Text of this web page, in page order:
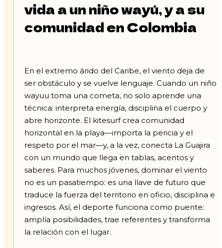
vida a un niño wayú, y a su
comunidad en Colombia
En el extremo árido del Caribe, el viento deja de
ser obstáculo y se vuelve lenguaje. Cuando un niño
wayuu toma una cometa, no solo aprende una
técnica: interpreta energía, disciplina el cuerpo y
abre horizonte. El kitesurf crea comunidad
horizontal en la playa—importa la pericia y el
respeto por el mar—y, a la vez, conecta La Guajira
con un mundo que llega en tablas, acentos y
saberes. Para muchos jóvenes, dominar el viento
no es un pasatiempo: es una llave de futuro que
traduce la fuerza del territorio en oficio, disciplina e
ingresos. Así, el deporte funciona como puente:
amplía posibilidades, trae referentes y transforma
la relación con el lugar.